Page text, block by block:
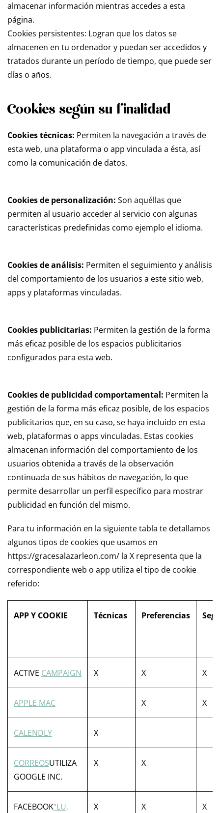
almacenar información mientras accedes a esta
página.
Cookies persistentes: Logran que los datos se
almacenen en tu ordenador y puedan ser accedidos y
tratados durante un período de tiempo, que puede ser
días o años.
Cookies según su finalidad
Cookies técnicas: Permiten la navegación a través de
esta web, una plataforma o app vinculada a ésta, así
como la comunicación de datos.
Cookies de personalización: Son aquéllas que
permiten al usuario acceder al servicio con algunas
características predefinidas como ejemplo el idioma.
Cookies de análisis: Permiten el seguimiento y análisis
del comportamiento de los usuarios a este sitio web,
apps y plataformas vinculadas.
Cookies publicitarias: Permiten la gestión de la forma
más eficaz posible de los espacios publicitarios
configurados para esta web.
Cookies de publicidad comportamental: Permiten la
gestión de la forma más eficaz posible, de los espacios
publicitarios que, en su caso, se haya incluido en esta
web, plataformas o apps vinculadas. Estas cookies
almacenan información del comportamiento de los
usuarios obtenida a través de la observación
continuada de sus hábitos de navegación, lo que
permite desarrollar un perfil específico para mostrar
publicidad en función del mismo.
Para tu información en la siguiente tabla te detallamos
algunos tipos de cookies que usamos en
https://gracesalazarleon.com/ la X representa que la
correspondiente web o app utiliza el tipo de cookie
referido:
APP Y COOKIE Técnicas Preferencias
ACTIVE CAMPAIGN X X X
APPLE MAC X X
CALENDLY X
CORREOSUTILIZA
GOOGLE INC.
X X
FACEBOOK“LU, X X X